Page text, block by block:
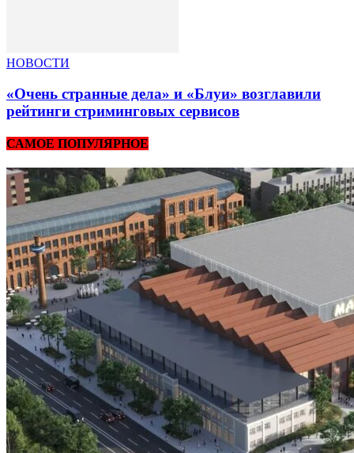
НОВОСТИ
«Очень странные дела» и «Блуи» возглавили
рейтинги стриминговых сервисов
САМОЕ ПОПУЛЯРНОЕ